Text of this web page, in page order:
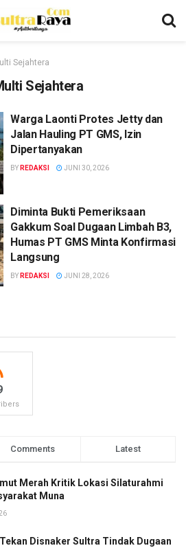
Sejahtera
Sejahtera
Warga Laonti Protes Jetty dan
Jalan Hauling PT GMS, Izin
Dipertanyakan
BY REDAKSI JUNI 30, 2026
Diminta Bukti Pemeriksaan
Gakkum Soal Dugaan Limbah B3,
Humas PT GMS Minta Konfirmasi
Langsung
BY REDAKSI JUNI 28, 2026
Comments Latest
Merah Kritik Lokasi Silaturahmi
Muna
Tekan Disnaker Sultra Tindak Dugaan